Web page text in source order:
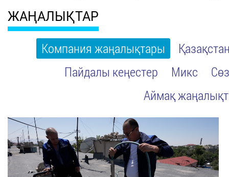
ЖАҢАЛЫҚТАР
Компания жаңалықтары
Пайдалы кеңестер
Микс
Аймақ